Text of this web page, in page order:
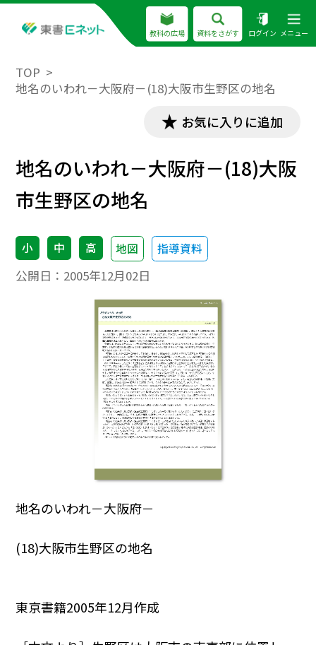
教科の広場 資料をさがす ログイン メニュー
TOP
地名のいわれ－大阪府－(18)大阪市生野区の地名
お気に入りに追加
地名のいわれ－大阪府－(18)大阪
市生野区の地名
小 中 高 地図 指導資料
公開日： 2005年12月02日
地名のいわれ－大阪府－
(18)大阪市生野区の地名
東京書籍2005年12月作成